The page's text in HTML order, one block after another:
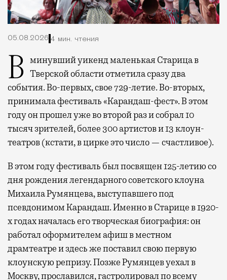
05.08.2026 4 мин. чтения
В минувший уикенд маленькая Старица в Тверской области отметила сразу два
события. Во-первых, свое 729-летие. Во-вторых,
принимала фестиваль «Карандаш-фест». В этом
году он прошел уже во второй раз и собрал 10
тысяч зрителей, более 300 артистов и 13 клоун-
театров (кстати, в цирке это число — счастливое).
В этом году фестиваль был посвящен 125-летию со
дня рождения легендарного советского клоуна
Михаила Румянцева, выступавшего под
псевдонимом Карандаш. Именно в Старице в 1920-
х годах началась его творческая биография: он
работал оформителем афиш в местном
драмтеатре и здесь же поставил свою первую
клоунскую репризу. Позже Румянцев уехал в
Москву, прославился, гастролировал по всему